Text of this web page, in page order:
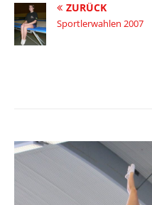
ZURÜCK
Sportlerwahlen 2007